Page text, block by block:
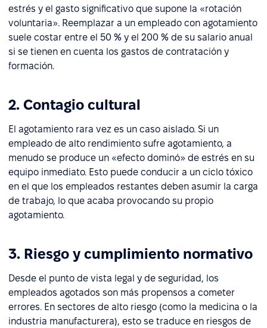
estrés y el gasto significativo que supone la «rotación
voluntaria». Reemplazar a un empleado con agotamiento
suele costar entre el 50 % y el 200 % de su salario anual
si se tienen en cuenta los gastos de contratación y
formación.
2. Contagio cultural
El agotamiento rara vez es un caso aislado. Si un
empleado de alto rendimiento sufre agotamiento, a
menudo se produce un «efecto dominó» de estrés en su
equipo inmediato. Esto puede conducir a un ciclo tóxico
en el que los empleados restantes deben asumir la carga
de trabajo, lo que acaba provocando su propio
agotamiento.
3. Riesgo y cumplimiento normativo
Desde el punto de vista legal y de seguridad, los
empleados agotados son más propensos a cometer
errores. En sectores de alto riesgo (como la medicina o la
industria manufacturera), esto se traduce en riesgos de